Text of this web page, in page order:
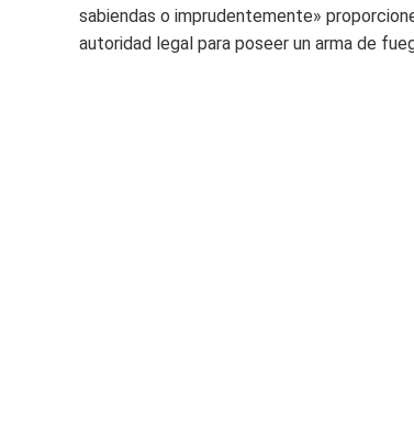
sabiendas o imprudentemente»
autoridad legal para poseer un arma de